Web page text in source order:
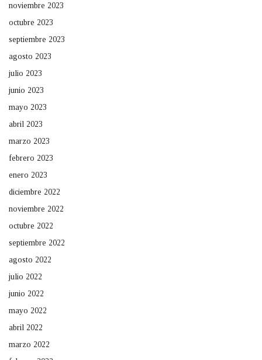
noviembre 2023
octubre 2023
septiembre 2023
agosto 2023
julio 2023
junio 2023
mayo 2023
abril 2023
marzo 2023
febrero 2023
enero 2023
diciembre 2022
noviembre 2022
octubre 2022
septiembre 2022
agosto 2022
julio 2022
junio 2022
mayo 2022
abril 2022
marzo 2022